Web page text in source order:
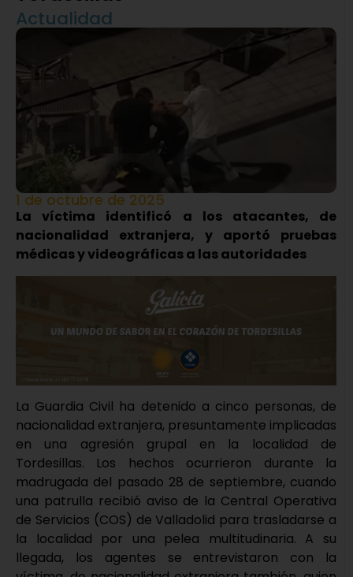
Actualidad
1 de octubre de 2025
La víctima identificó a los atacantes, de
nacionalidad extranjera, y aportó pruebas
médicas y videográficas a las autoridades
La Guardia Civil ha detenido a cinco personas, de
nacionalidad extranjera, presuntamente implicadas
en una agresión grupal en la localidad de
Tordesillas. Los hechos ocurrieron durante la
madrugada del pasado 28 de septiembre, cuando
una patrulla recibió aviso de la Central Operativa
de Servicios (COS) de Valladolid para trasladarse a
la localidad por una pelea multitudinaria. A su
llegada, los agentes se entrevistaron con la